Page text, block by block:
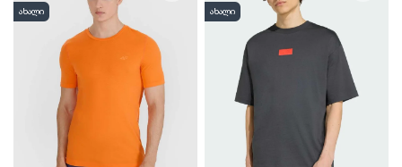
ახალი
ახალი